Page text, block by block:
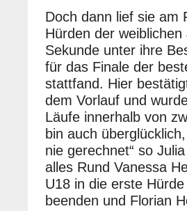
Doch dann lief sie am
Hürden der
Sekunde unter ihre
für das Finale der
stattfand. Hier
dem Vorlauf und
Läufe innerhalb von
bin auch
nie gerechnet“ so
alles Rund Vanessa
U18 in die erste
beenden und Florian